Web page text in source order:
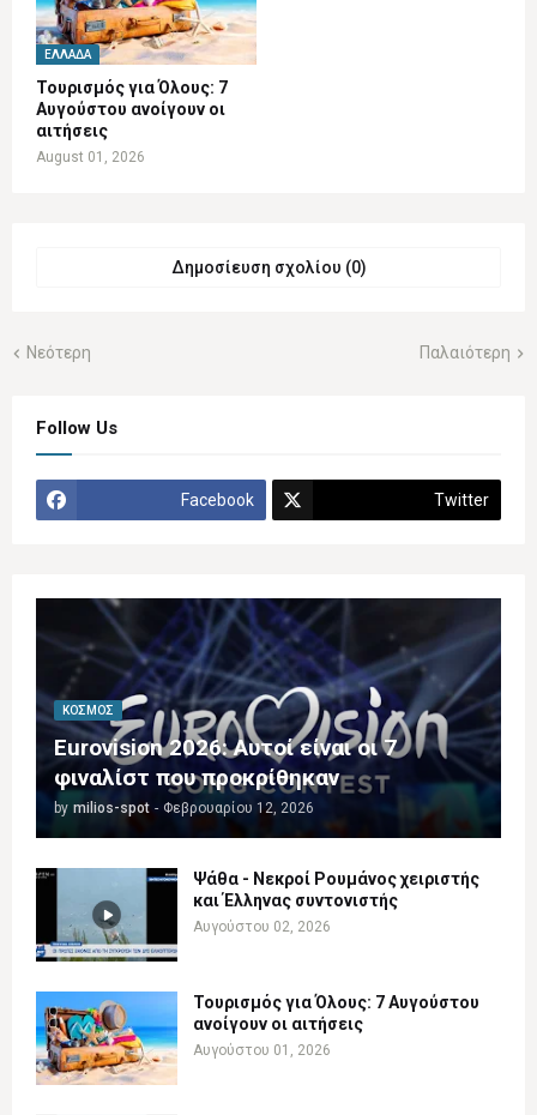
ΕΛΛΆΔΑ
Τουρισμός για Όλους: 7
Αυγούστου ανοίγουν οι
αιτήσεις
August 01, 2026
Δημοσίευση σχολίου (0)
Νεότερη Παλαιότερη
Follow Us
Facebook Twitter
ΚΌΣΜΟΣ
Eurovision 2026: Αυτοί είναι οι 7
φιναλίστ που προκρίθηκαν
by milios-spot - Φεβρουαρίου 12, 2026
Ψάθα - Νεκροί Ρουμάνος χειριστής
και Έλληνας συντονιστής
Αυγούστου 02, 2026
Τουρισμός για Όλους: 7 Αυγούστου
ανοίγουν οι αιτήσεις
Αυγούστου 01, 2026